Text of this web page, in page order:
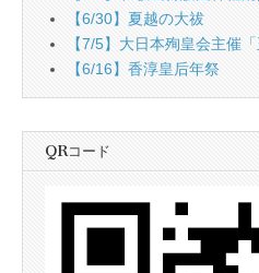
【6/30】夏越の大祓
【7/5】大日本殉皇会主催
【6/16】香淳皇后年祭
QRコード